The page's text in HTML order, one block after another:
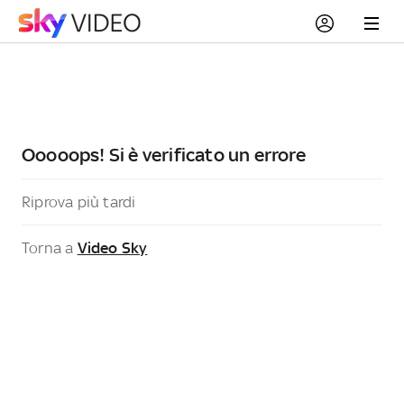
Ooooops! Si è verificato un errore
Riprova più tardi
Torna a Video Sky